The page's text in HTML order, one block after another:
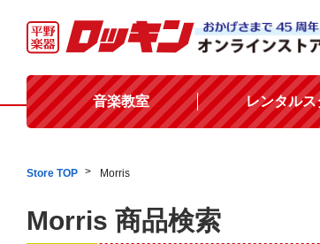
音楽教室 レンタル
Store TOP Morris
Morris 商品検索